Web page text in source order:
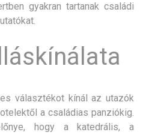
gyakran tartanak családi
választékot kínál az utazók
a családias panziókig.
hogy a katedrális, a